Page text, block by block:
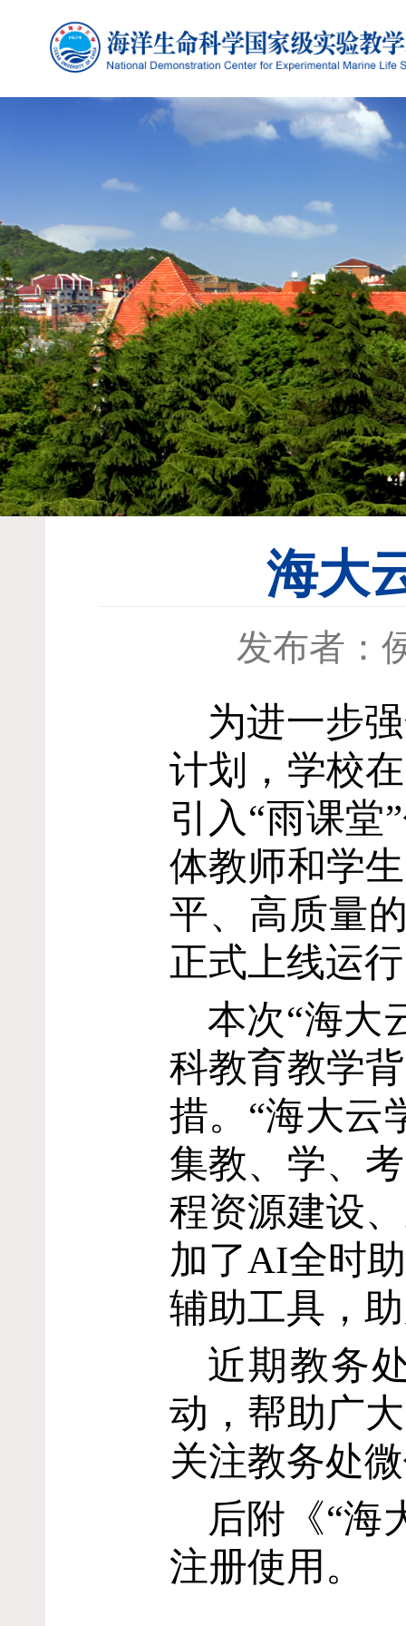
海大
发布者：
为进一步
计划，学校
引入“雨课堂
体教师和学
平、高质量
正式上线运
本次“海大
科教育教学
措。“海大云
集教、学、
程资源建设
加了AI全时
辅助工具，
近期教务
动，帮助广
关注教务处
后附《“海
注册使用。